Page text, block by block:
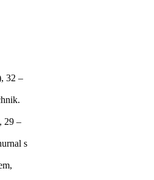
32 –
29 –
s